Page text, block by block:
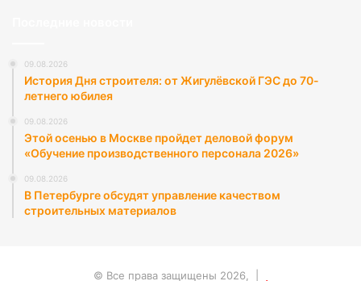
09.08.2026
История Дня строителя: от Жигулёвской ГЭС до 70-
летнего юбилея
09.08.2026
Этой осенью в Москве пройдет деловой форум
«Обучение производственного персонала 2026»
09.08.2026
В Петербурге обсудят управление качеством
строительных материалов
© Все права защищены 2026, |